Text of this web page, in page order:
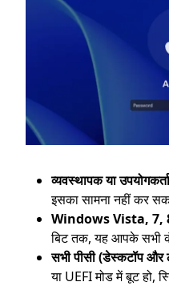
व्यवस्थापक या
इसका सामना नहीं कर
Windows Vista, 7,
बिट तक, यह आपके सभी
सभी पीसी (डेस्कटॉप और
या UEFI मोड में बूट हो,